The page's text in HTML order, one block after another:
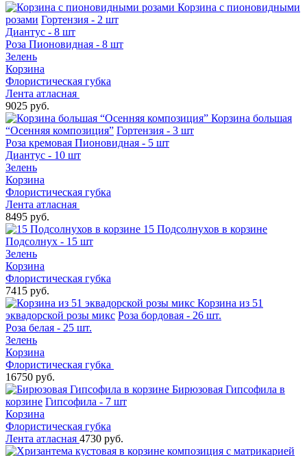
Корзина с пионовидными
розами Гортензия - 2 шт
Диантус - 8 шт
Роза Пионовидная - 8 шт
Зелень
Корзина
Флористическая губка
Лента атласная
9025 руб.
Корзина большая
“Осенняя композиция” Гортензия - 3 шт
Роза кремовая Пионовидная - 5 шт
Диантус - 10 шт
Зелень
Корзина
Флористическая губка
Лента атласная
8495 руб.
15 Подсолнухов в корзине
Подсолнух - 15 шт
Зелень
Корзина
Флористическая губка
7415 руб.
Корзина из 51
эквадорской розы микс Роза бордовая - 26 шт.
Роза белая - 25 шт.
Зелень
Корзина
Флористическая губка
16750 руб.
Бирюзовая Гипсофила в
корзине Гипсофила - 7 шт
Корзина
Флористическая губка
Лента атласная 4730 руб.